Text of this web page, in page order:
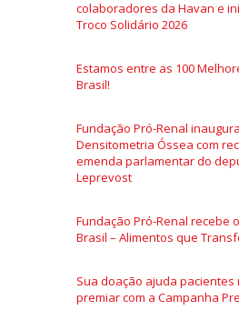
colaboradores da Havan e
Troco Solidário 2026
Estamos entre as 100
Brasil!
Fundação Pró-Renal
Densitometria Óssea com
emenda parlamentar do
Leprevost
Fundação Pró-Renal recebe
Brasil – Alimentos que
Sua doação ajuda
premiar com a Campanha